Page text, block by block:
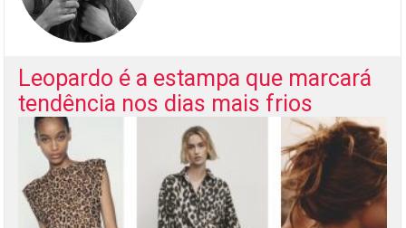
Leopardo é a estampa que marcará
tendência nos dias mais frios